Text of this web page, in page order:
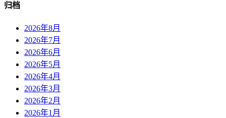
归档
2026年8月
2026年7月
2026年6月
2026年5月
2026年4月
2026年3月
2026年2月
2026年1月